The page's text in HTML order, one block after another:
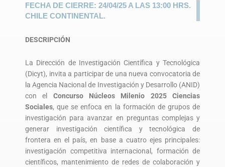
FECHA DE CIERRE: 24/04/25 A LAS 13:00 HRS.
CHILE CONTINENTAL.
DESCRIPCIÓN
La Dirección de Investigación Científica y Tecnológica
(Dicyt), invita a participar de una nueva convocatoria de
la Agencia Nacional de Investigación y Desarrollo (ANID)
con el Concurso Núcleos Milenio 2025 Ciencias
Sociales, que se enfoca en la formación de grupos de
investigación para avanzar en preguntas complejas y
generar investigación científica y tecnológica de
frontera en el país, en base a cuatro ejes principales:
investigación competitiva internacional, formación de
científicos, mantenimiento de redes de colaboración y